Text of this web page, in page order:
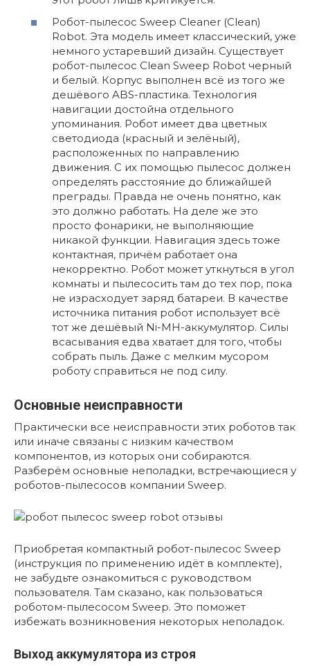
Робот-пылесос Sweep Cleaner (Clean)
Robot. Эта модель имеет классический, уже
немного устаревший дизайн. Существует
робот-пылесос Clean Sweep Robot черный
и белый. Корпус выполнен всё из того же
дешёвого ABS-пластика. Технология
навигации достойна отдельного
упоминания. Робот имеет два цветных
светодиода (красный и зелёный),
расположенных по направлению
движения. С их помощью пылесос должен
определять расстояние до ближайшей
преграды. Правда не очень понятно, как
это должно работать. На деле же это
просто фонарики, не выполняющие
никакой функции. Навигация здесь тоже
контактная, причём работает она
некорректно. Робот может уткнуться в угол
комнаты и пылесосить там до тех пор, пока
не израсходует заряд батареи. В качестве
источника питания робот использует всё
тот же дешёвый Ni-MH-аккумулятор. Силы
всасывания едва хватает для того, чтобы
собрать пыль. Даже с мелким мусором
роботу справиться не под силу.
Основные неисправности
Практически все неисправности этих роботов так
или иначе связаны с низким качеством
компонентов, из которых они собираются.
Разберём основные неполадки, встречающиеся у
роботов-пылесосов компании Sweep.
Приобретая компактный робот-пылесос Sweep
(инструкция по применению идёт в комплекте),
не забудьте ознакомиться с руководством
пользователя. Там сказано, как пользоваться
роботом-пылесосом Sweep. Это поможет
избежать возникновения некоторых неполадок.
Выход аккумулятора из строя